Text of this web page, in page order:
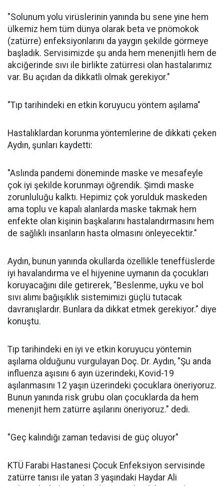
"Solunum yolu virüslerinin yanında bu sene yine hem
ülkemiz hem tüm dünya olarak beta ve pnömokok
(zatürre) enfeksiyonlarını da yaygın şekilde görmeye
başladık. Servisimizde şu anda hem menenjitli hem de
akciğerinde sıvı ile birlikte zatürresi olan hastalarımız
var. Bu açıdan da dikkatli olmak gerekiyor."
"Tıp tarihindeki en etkin koruyucu yöntem aşılama"
Hastalıklardan korunma yöntemlerine de dikkati çeken
Aydın, şunları kaydetti:
"Aslında pandemi döneminde maske ve mesafeyle
çok iyi şekilde korunmayı öğrendik. Şimdi maske
zorunluluğu kalktı. Hepimiz çok yorulduk maskeden
ama toplu ve kapalı alanlarda maske takmak hem
enfekte olan kişinin başkalarını hastalandırmasını hem
de sağlıklı insanların hasta olmasını önleyecektir."
Aydın, bunun yanında okullarda özellikle teneffüslerde
iyi havalandırma ve el hijyenine uymanın da çocukları
koruyacağını dile getirerek, "Beslenme, uyku ve bol
sıvı alımı bağışıklık sistemimizi güçlü tutacak
davranışlardır. Bunlara da dikkat etmek gerekiyor." diye
konuştu.
Tıp tarihindeki en iyi ve etkin koruyucu yöntemin
aşılama olduğunu vurgulayan Doç. Dr. Aydın, "Şu anda
influenza aşısını 6 ayın üzerindeki, Kovid-19
aşılanmasını 12 yaşın üzerindeki çocuklara öneriyoruz.
Bunun yanında risk grubu olan çocuklarda da hem
menenjit hem zatürre aşılarını öneriyoruz." dedi.
"Geç kalındığı zaman tedavisi de güç oluyor"
KTÜ Farabi Hastanesi Çocuk Enfeksiyon servisinde
zatürre tanısı ile yatan 3 yaşındaki Haydar Ali